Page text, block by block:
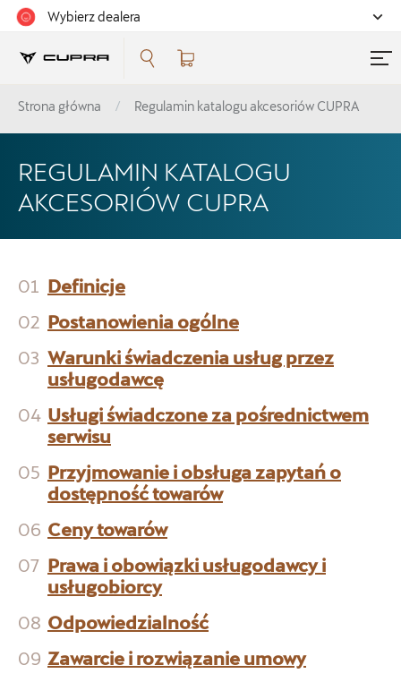
Wybierz dealera
Strona główna Regulamin katalogu akcesoriów CUPRA
REGULAMIN KATALOGU
AKCESORIÓW CUPRA
01 Definicje
02 Postanowienia ogólne
03 Warunki świadczenia usług przez
usługodawcę
04 Usługi świadczone za pośrednictwem
serwisu
05 Przyjmowanie i obsługa zapytań o
dostępność towarów
06 Ceny towarów
07 Prawa i obowiązki usługodawcy i
usługobiorcy
08 Odpowiedzialność
09 Zawarcie i rozwiązanie umowy